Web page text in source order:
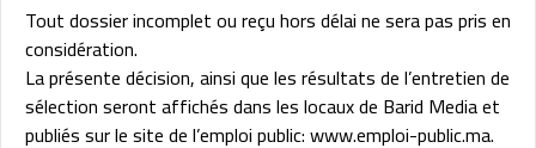
Tout dossier incomplet ou reçu hors délai ne sera pas pris en
considération.
La présente décision, ainsi que les résultats de l’entretien de
sélection seront affichés dans les locaux de Barid Media et
publiés sur le site de l’emploi public: www.emploi-public.ma.